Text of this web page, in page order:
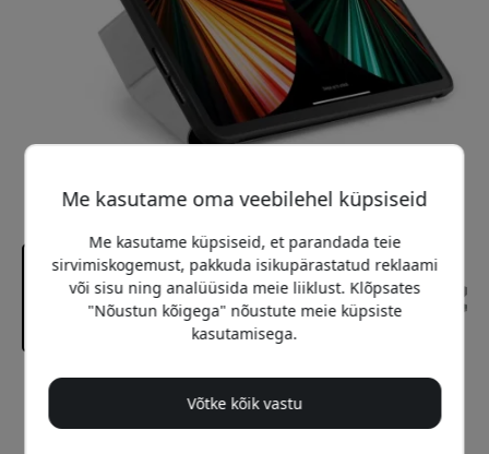
Soovitatav hind
59.99 EUR
Me kasutame oma veebilehel küpsiseid
Me kasutame küpsiseid, et parandada teie
sirvimiskogemust, pakkuda isikupärastatud reklaami
või sisu ning analüüsida meie liiklust. Klõpsates
"Nõustun kõigega" nõustute meie küpsiste
kasutamisega.
Võtke kõik vastu